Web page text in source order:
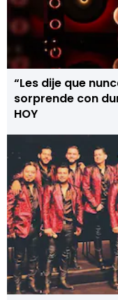
“Les dije que
sorprende con
HOY